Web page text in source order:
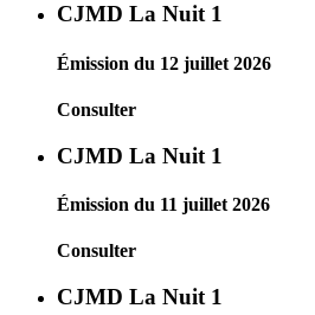
CJMD La Nuit 1
Émission du 12 juillet 2026
Consulter
CJMD La Nuit 1
Émission du 11 juillet 2026
Consulter
CJMD La Nuit 1